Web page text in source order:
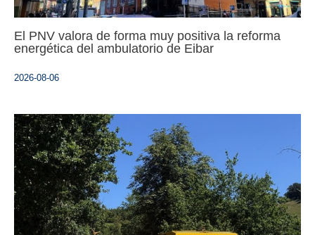
El PNV valora de forma muy positiva la reforma
energética del ambulatorio de Eibar
2026-08-06